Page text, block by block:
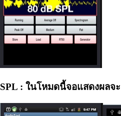
SPL : ในโหมดนี้จอแสดงผลจ